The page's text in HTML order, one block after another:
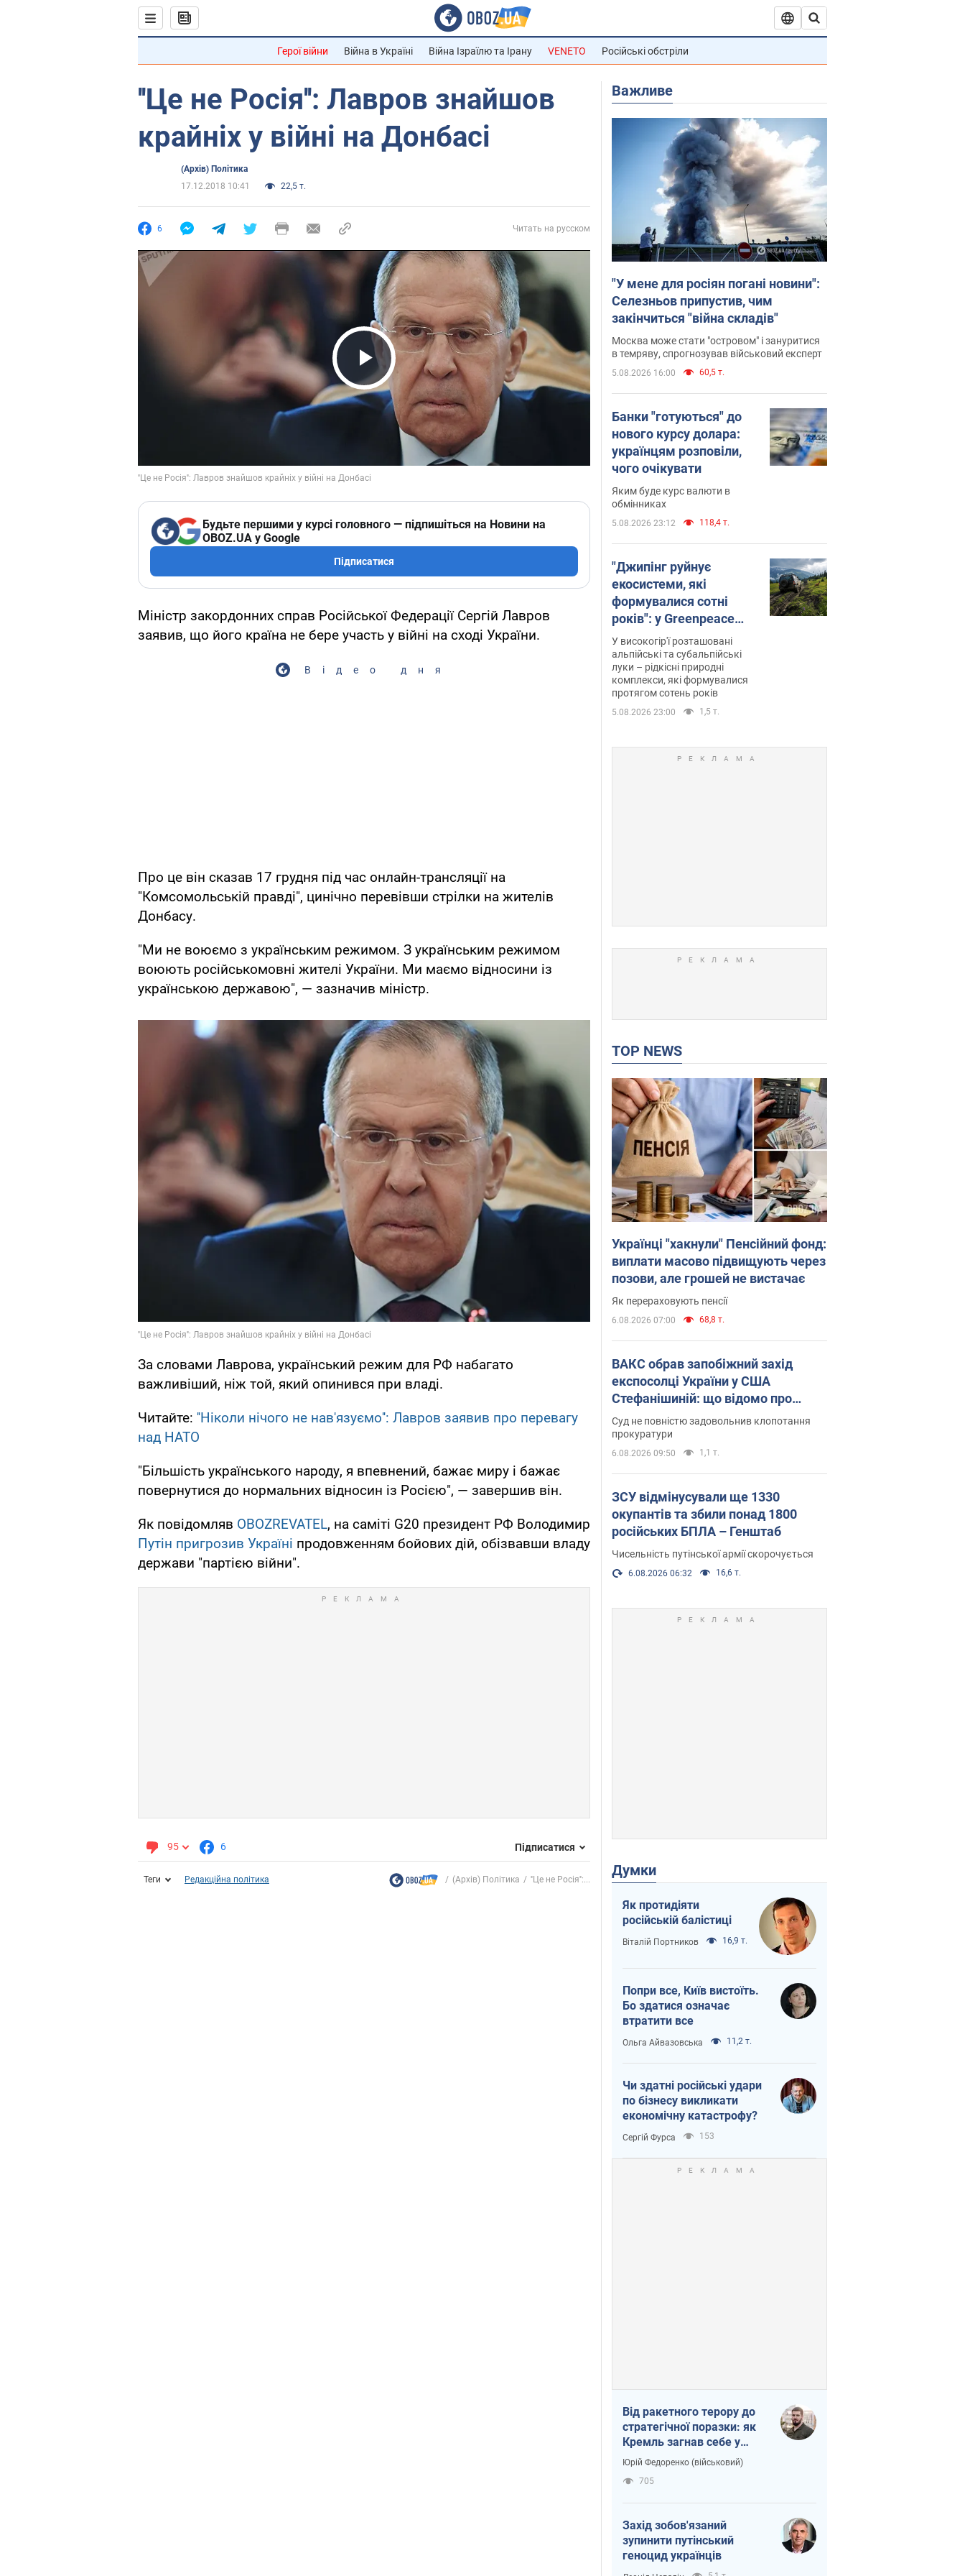
Герої війни Війна в Україні Війна Ізраїлю та Ірану VENETO Російські обстріли
''Це не Росія'': Лавров знайшов
крайніх у війні на Донбасі
(Архів) Політика
17.12.2018 10:41
22,5 т.
6 Читать на русском
Play Video
Будьте першими у курсі головного — підпишіться на Новини на
OBOZ.UA у Google
Підписатися
Міністр закордонних справ Російської Федерації Сергій Лавров
заявив, що його країна не бере участь у війні на сході України.
Відео дня
Про це він сказав 17 грудня під час онлайн-трансляції на
"Комсомольській правді", цинічно перевівши стрілки на жителів
Донбасу.
"Ми не воюємо з українським режимом. З українським режимом
воюють російськомовні жителі України. Ми маємо відносини із
українською державою", — зазначив міністр.
За словами Лаврова, український режим для РФ набагато
важливіший, ніж той, який опинився при владі.
Читайте: ''Ніколи нічого не нав'язуємо'': Лавров заявив про перевагу
над НАТО
"Більшість українського народу, я впевнений, бажає миру і бажає
повернутися до нормальних відносин із Росією", — завершив він.
Як повідомляв OBOZREVATEL, на саміті G20 президент РФ Володимир
Путін пригрозив Україні продовженням бойових дій, обізвавши владу
держави "партією війни".
95 6 Підписатися
Теги Редакційна політика (Архів) Політика ''Це не Росія'':...
Важливе
"У мене для росіян погані новини":
Селезньов припустив, чим
закінчиться "війна складів"
Москва може стати "островом" і зануритися
в темряву, спрогнозував військовий експерт
5.08.2026 16:00 60,5 т.
Банки "готуються" до
нового курсу долара:
українцям розповіли,
чого очікувати
Яким буде курс валюти в
обмінниках
5.08.2026 23:12 118,4 т.
"Джипінг руйнує
екосистеми, які
формувалися сотні
років": у Greenpeace
забили на сполох
У високогір'ї розташовані
альпійські та субальпійські
луки – рідкісні природні
комплекси, які формувалися
протягом сотень років
5.08.2026 23:00 1,5 т.
TOP NEWS
Українці "хакнули" Пенсійний фонд:
виплати масово підвищують через
позови, але грошей не вистачає
Як перераховують пенсії
6.08.2026 07:00 68,8 т.
ВАКС обрав запобіжний захід
експосолці України у США
Стефанішиній: що відомо про
справу
Суд не повністю задовольнив клопотання
прокуратури
6.08.2026 09:50 1,1 т.
ЗСУ відмінусували ще 1330
окупантів та збили понад 1800
російських БПЛА – Генштаб
Чисельність путінської армії скорочується
6.08.2026 06:32 16,6 т.
Думки
Як протидіяти
російській балістиці
Віталій Портников 16,9 т.
Попри все, Київ вистоїть.
Бо здатися означає
втратити все
Ольга Айвазовська 11,2 т.
Чи здатні російські удари
по бізнесу викликати
економічну катастрофу?
Сергій Фурса 153
Від ракетного терору до
стратегічної поразки: як
Кремль загнав себе у
пастку
Юрій Федоренко (військовий)
705
Захід зобов'язаний
зупинити путінський
геноцид українців